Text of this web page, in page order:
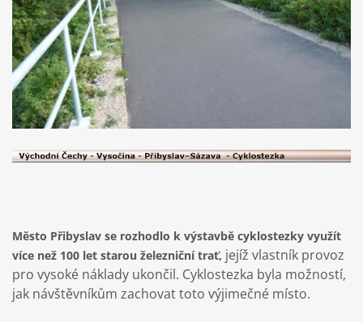
Město Přibyslav se rozhodlo k výstavbě cyklostezky využít
více než 100 let starou železniční trať, jejíž vlastník provoz
pro vysoké náklady ukončil. Cyklostezka byla možností,
jak návštěvníkům zachovat toto výjimečné místo.